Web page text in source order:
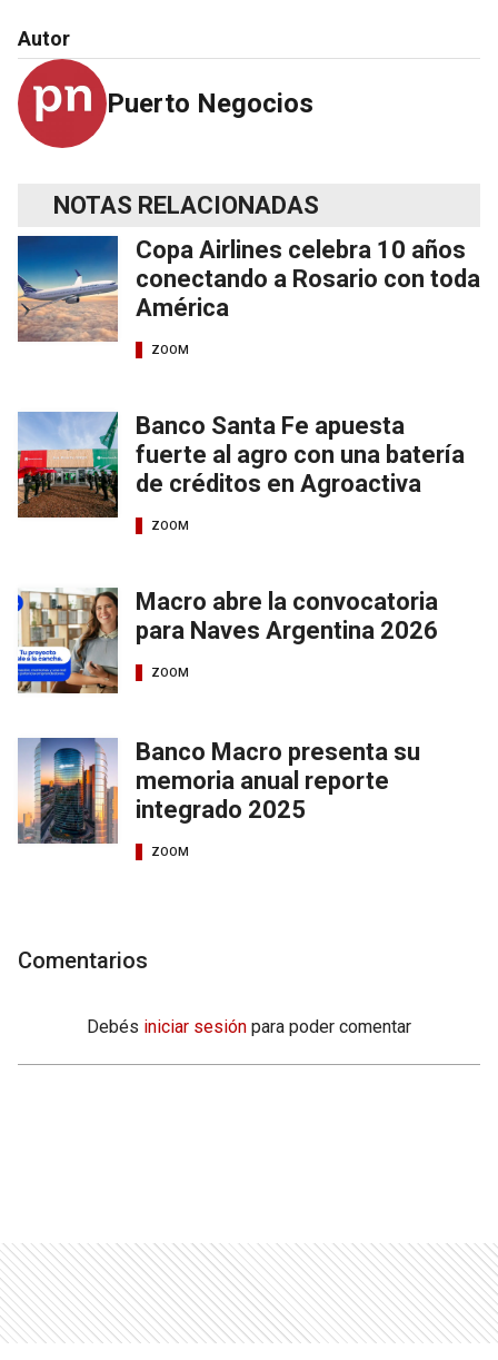
Autor
Puerto Negocios
NOTAS RELACIONADAS
Copa Airlines celebra 10 años
conectando a Rosario con toda
América
ZOOM
Banco Santa Fe apuesta
fuerte al agro con una batería
de créditos en Agroactiva
ZOOM
Macro abre la convocatoria
para Naves Argentina 2026
ZOOM
Banco Macro presenta su
memoria anual reporte
integrado 2025
ZOOM
Comentarios
Debés iniciar sesión para poder comentar